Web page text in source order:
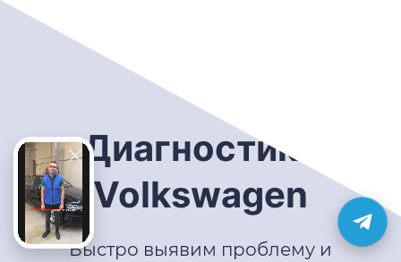
Диагностика
Volkswagen
Быстро выявим проблему и